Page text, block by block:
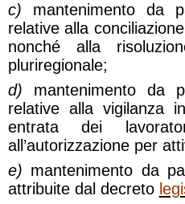
c) mantenimento da
relative alla
nonché alla
pluriregionale;
d) mantenimento da
relative alla vigilanza
entrata dei
all’autorizzazione per
e) mantenimento da
attribuite dal decreto